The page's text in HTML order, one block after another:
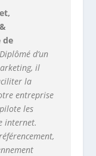
de
d’un
il
la
entreprise
les
internet.